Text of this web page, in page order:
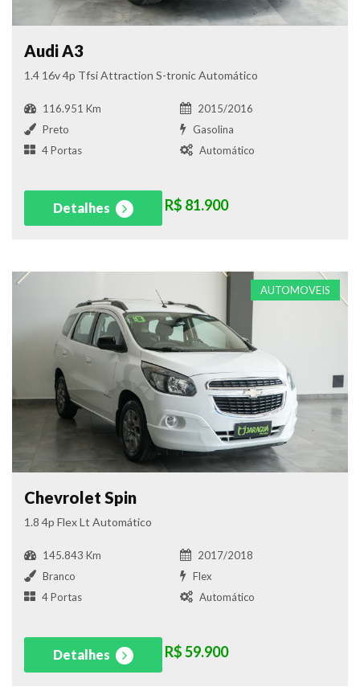
Audi A3
1.4 16v 4p Tfsi Attraction S-tronic Automático
116.951 Km
2015/2016
Preto
Gasolina
4 Portas
Automático
Detalhes R$ 81.900
AUTOMOVEIS
Chevrolet Spin
1.8 4p Flex Lt Automático
145.843 Km
2017/2018
Branco
Flex
4 Portas
Automático
Detalhes R$ 59.900